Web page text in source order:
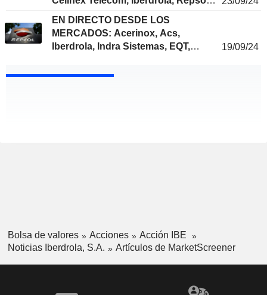
EN DIRECTO DESDE LOS
MERCADOS: Acerinox, Acs,
Iberdrola, Indra Sistemas, EQT,
Técnicas Reunidas, Naturgy...
19/09/24
Bolsa de valores Acciones
Acción IBE
Noticias Iberdrola, S.A.
Artículos de MarketScreener